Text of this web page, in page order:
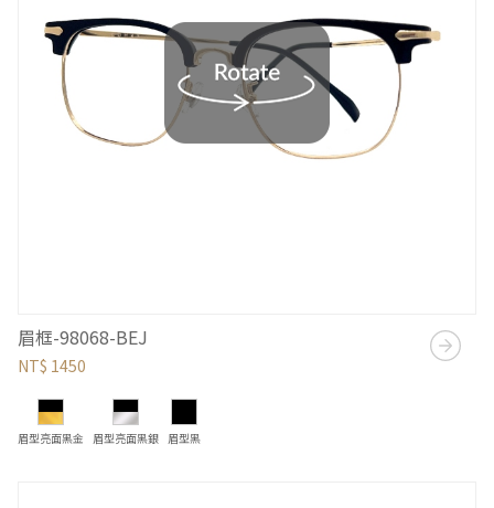
眉框-98068-BEJ
NT$ 1450
眉型亮面黑金 眉型亮面黑銀 眉型黑